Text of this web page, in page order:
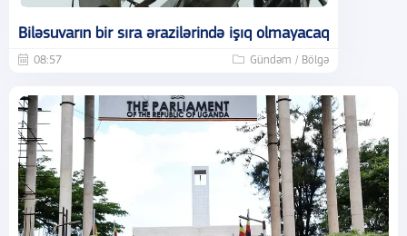
Biləsuvarın bir sıra ərazilərində işıq olmayacaq
08:57 Gündəm / Bölgə